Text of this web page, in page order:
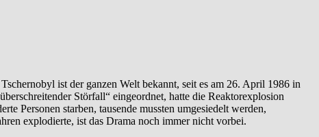
ist der ganzen Welt bekannt, seit es am 26. April 1986 in
Störfall“ eingeordnet, hatte die Reaktorexplosion
Personen starben, tausende mussten umgesiedelt werden,
explodierte, ist das Drama noch immer nicht vorbei.